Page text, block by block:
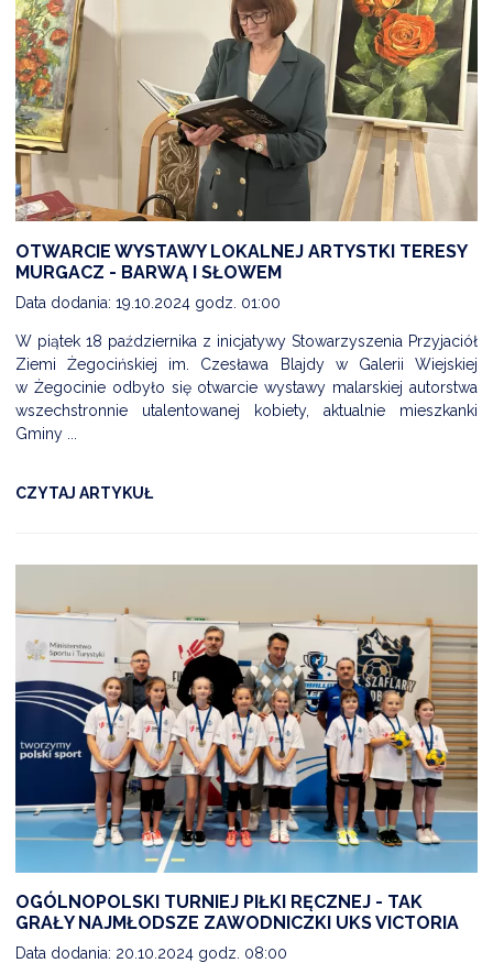
OTWARCIE WYSTAWY LOKALNEJ ARTYSTKI TERESY
MURGACZ - BARWĄ I SŁOWEM
Data dodania: 19.10.2024 godz. 01:00
W piątek 18 października z inicjatywy Stowarzyszenia Przyjaciół
Ziemi Żegocińskiej im. Czesława Blajdy w Galerii Wiejskiej
w Żegocinie odbyło się otwarcie wystawy malarskiej autorstwa
wszechstronnie utalentowanej kobiety, aktualnie mieszkanki
Gminy ...
CZYTAJ ARTYKUŁ
OGÓLNOPOLSKI TURNIEJ PIŁKI RĘCZNEJ - TAK
GRAŁY NAJMŁODSZE ZAWODNICZKI UKS VICTORIA
Data dodania: 20.10.2024 godz. 08:00